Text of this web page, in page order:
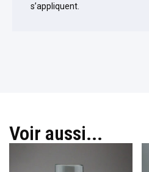
s’appliquent.
Voir aussi...